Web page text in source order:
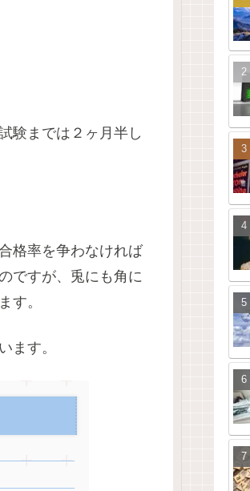
験までは２ヶ月半し
格率を争わなければ
ですが、兎にも角に
す。
ます。